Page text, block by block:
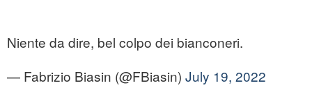
Niente da dire, bel colpo dei bianconeri.
— Fabrizio Biasin (@FBiasin) July 19, 2022